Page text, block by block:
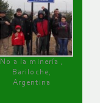
No a la minería ,
Bariloche,
Argentina